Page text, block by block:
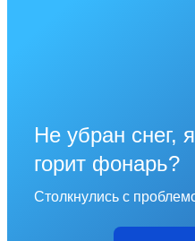
Не убран снег,
горит фонарь?
Столкнулись с